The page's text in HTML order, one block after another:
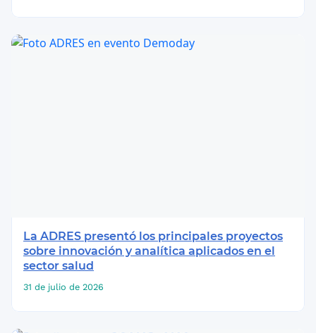
La ADRES presentó los principales proyectos
sobre innovación y analítica aplicados en el
sector salud
31 de julio de 2026